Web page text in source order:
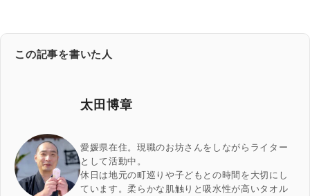
この記事を書いた人
太田博章
愛媛県在住。現職のお坊さんをしながらライター
として活動中。
休日は地元の町巡りや子どもとの時間を大切にし
ています。柔らかな肌触りと吸水性が高いタオル